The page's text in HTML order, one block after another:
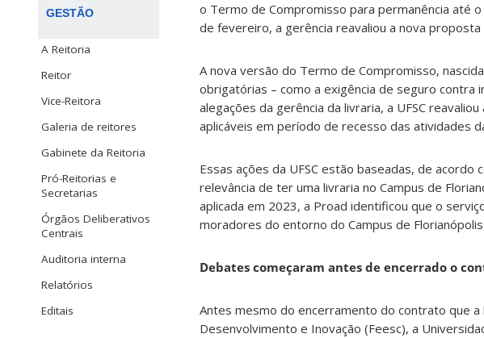
GESTÃO
A Reitoria
Reitor
Vice-Reitora
Galeria de reitores
Gabinete da Reitoria
Pró-Reitorias e
Secretarias
Órgãos Deliberativos
Centrais
Auditoria interna
Relatórios
Editais
o Termo de Compromisso para permanência até
de fevereiro, a gerência reavaliou a nova
A nova versão do Termo de Compromisso,
obrigatórias – como a exigência de seguro contra
alegações da gerência da livraria, a UFSC
aplicáveis em período de recesso das atividades
Essas ações da UFSC estão baseadas, de
relevância de ter uma livraria no Campus de
aplicada em 2023, a Proad identificou que o
moradores do entorno do Campus de
Debates começaram antes de encerrado o
Antes mesmo do encerramento do contrato que a
Desenvolvimento e Inovação (Feesc), a